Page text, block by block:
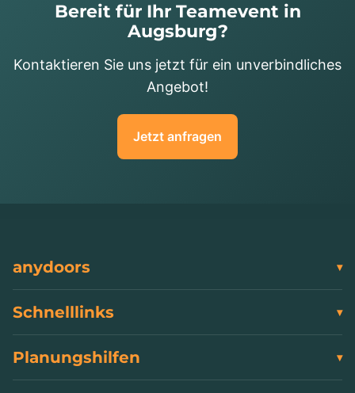
Bereit für Ihr Teamevent in
Augsburg?
Kontaktieren Sie uns jetzt für ein unverbindliches
Angebot!
Jetzt anfragen
anydoors
Schnelllinks
Planungshilfen